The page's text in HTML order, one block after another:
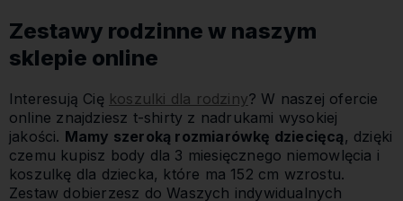
Zestawy rodzinne w naszym
sklepie online
Interesują Cię koszulki dla rodziny? W naszej ofercie
online znajdziesz t-shirty z nadrukami wysokiej
jakości. Mamy szeroką rozmiarówkę dziecięcą , dzięki
czemu kupisz body dla 3 miesięcznego niemowlęcia i
koszulkę dla dziecka, które ma 152 cm wzrostu.
Zestaw dobierzesz do Waszych indywidualnych